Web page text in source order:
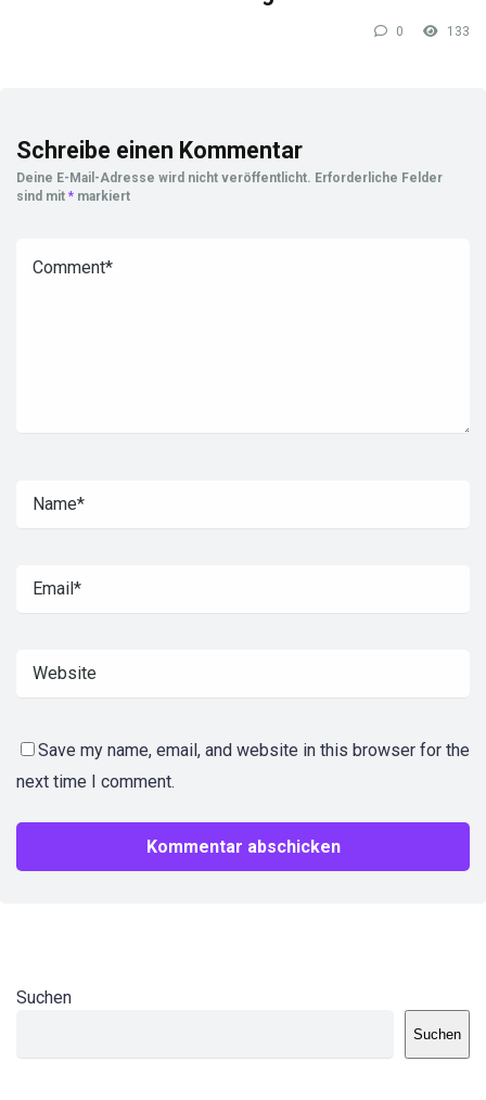
0 133
Schreibe einen Kommentar
Deine E-Mail-Adresse wird nicht veröffentlicht. Erforderliche Felder
sind mit * markiert
Save my name, email, and website in this browser for the
next time I comment.
Suchen
Suchen